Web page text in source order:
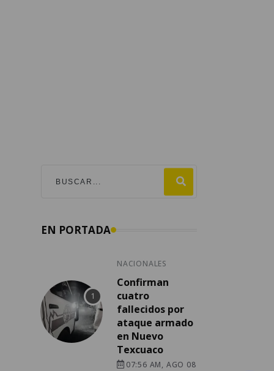
EN PORTADA
NACIONALES
Confirman
cuatro
fallecidos por
ataque armado
en Nuevo
Texcuaco
07:56 AM, AGO 08